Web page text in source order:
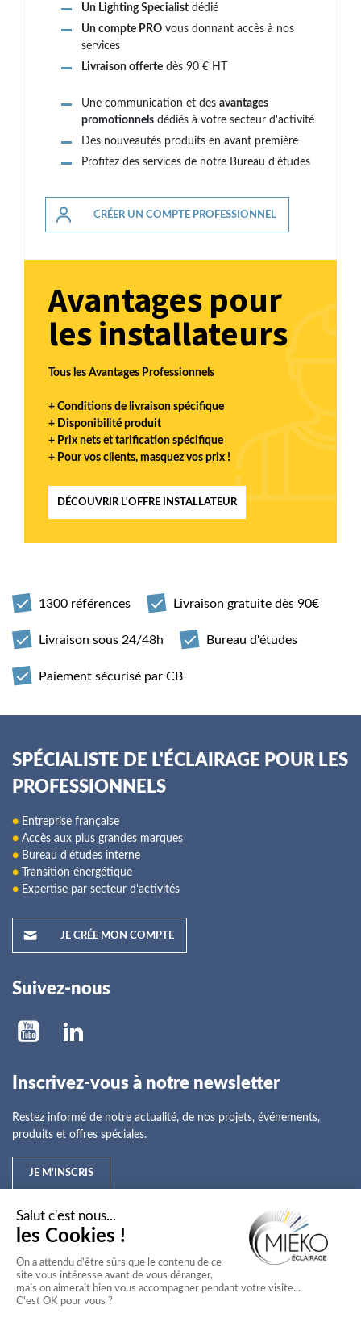
Un Lighting Specialist dédié
Un compte PRO vous donnant accès à nos
services
Livraison offerte dès 90 € HT
Une communication et des avantages
promotionnels dédiés à votre secteur d'activité
Des nouveautés produits en avant première
Profitez des services de notre Bureau d'études
CRÉER UN COMPTE PROFESSIONNEL
Avantages pour
les installateurs
Tous les Avantages Professionnels
+ Conditions de livraison spécifique
+ Disponibilité produit
+ Prix nets et tarification spécifique
+ Pour vos clients, masquez vos prix !
DÉCOUVRIR L'OFFRE INSTALLATEUR
1300 références Livraison gratuite dès 90€
Livraison sous 24/48h Bureau d'études
Paiement sécurisé par CB
SPÉCIALISTE DE L'ÉCLAIRAGE POUR LES
PROFESSIONNELS
● Entreprise française
● Accès aux plus grandes marques
● Bureau d'études interne
● Transition énergétique
● Expertise par secteur d'activités
JE CRÉE MON COMPTE
Suivez-nous
Inscrivez-vous à notre newsletter
Restez informé de notre actualité, de nos projets, événements,
produits et offres spéciales.
JE M'INSCRIS
Nos offres
Nos services